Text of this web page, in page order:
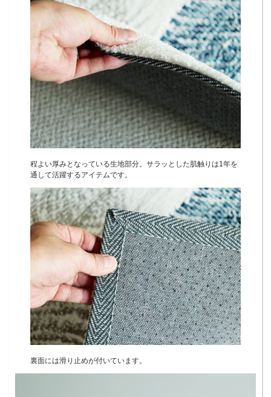
程よい厚みとなっている生地部分。サラッとした肌触りは1年を
通して活躍するアイテムです。
裏面には滑り止めが付いています。